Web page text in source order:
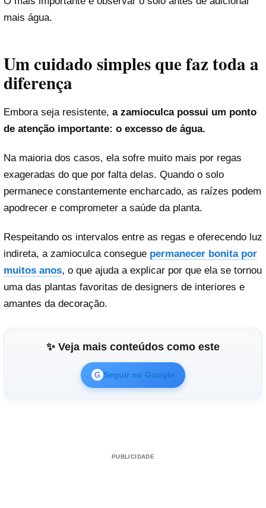
mais água.
Um cuidado simples que faz toda a
diferença
Embora seja resistente, a zamioculca possui um ponto
de atenção importante: o excesso de água.
Na maioria dos casos, ela sofre muito mais por regas
exageradas do que por falta delas. Quando o solo
permanece constantemente encharcado, as raízes podem
apodrecer e comprometer a saúde da planta.
Respeitando os intervalos entre as regas e oferecendo luz
indireta, a zamioculca consegue permanecer bonita por
muitos anos, o que ajuda a explicar por que ela se tornou
uma das plantas favoritas de designers de interiores e
amantes da decoração.
✨ Veja mais conteúdos como este
G Seguir no Google
PUBLICIDADE